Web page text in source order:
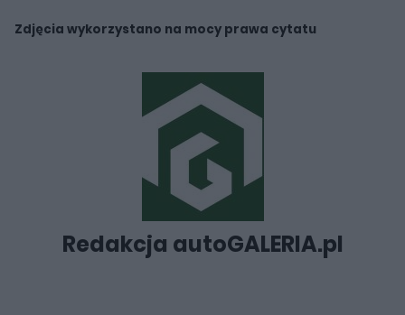
Zdjęcia wykorzystano na mocy prawa cytatu
Redakcja autoGALERIA.pl